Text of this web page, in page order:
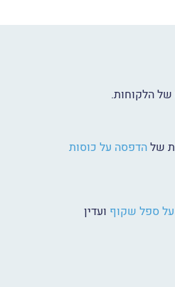
של הלקוחות.
שלהדפסה על כוסות
ספל שקוף ועדין